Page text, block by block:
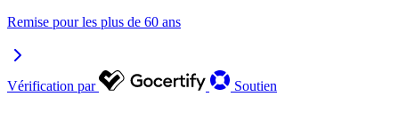
Remise pour les plus de 60 ans
Vérification par Soutien